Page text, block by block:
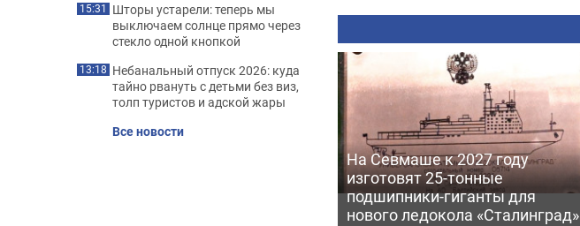
На Севмаше к 2027 году
изготовят 25-тонные
подшипники-гиганты для
нового ледокола «Сталинград»
15:31 Шторы устарели: теперь мы
выключаем солнце прямо через
стекло одной кнопкой
13:18 Небанальный отпуск 2026: куда
тайно рвануть с детьми без виз,
толп туристов и адской жары
Все новости